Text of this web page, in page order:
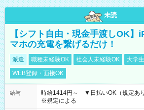
未読
【シフト自由・現金手渡しOK】
マホの充電を繋げるだけ！
派遣 職種未経験OK 社会人未経験OK 大学
WEB登録・面接OK
給与
時給1414円～ ▼日払いOK（規定あ
※規定による